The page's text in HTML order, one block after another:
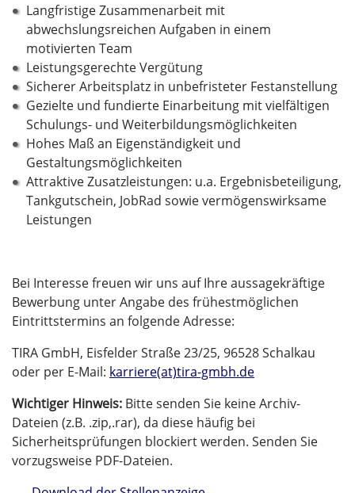
Langfristige Zusammenarbeit mit
abwechslungsreichen Aufgaben in einem
motivierten Team
Leistungsgerechte Vergütung
Sicherer Arbeitsplatz in unbefristeter Festanstellung
Gezielte und fundierte Einarbeitung mit vielfältigen
Schulungs- und Weiterbildungsmöglichkeiten
Hohes Maß an Eigenständigkeit und
Gestaltungsmöglichkeiten
Attraktive Zusatzleistungen: u.a. Ergebnisbeteiligung,
Tankgutschein, JobRad sowie vermögenswirksame
Leistungen
Bei Interesse freuen wir uns auf Ihre aussagekräftige
Bewerbung unter Angabe des frühestmöglichen
Eintrittstermins an folgende Adresse:
TIRA GmbH, Eisfelder Straße 23/25, 96528 Schalkau
oder per E-Mail: karriere(at)tira-gmbh.de
Wichtiger Hinweis: Bitte senden Sie keine Archiv-
Dateien (z.B. .zip,.rar), da diese häufig bei
Sicherheitsprüfungen blockiert werden. Senden Sie
vorzugsweise PDF-Dateien.